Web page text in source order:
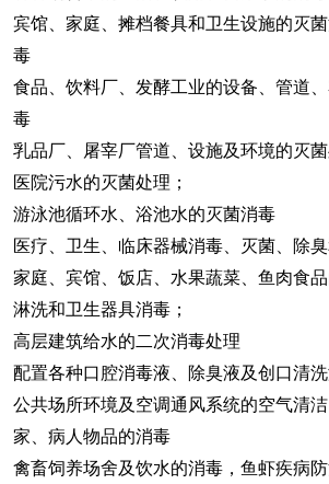
宾馆、家庭、摊档餐具和卫生设施的灭
毒
食品、饮料厂、发酵工业的设备、管道
毒
乳品厂、屠宰厂管道、设施及环境的灭菌
医院污水的灭菌处理；
游泳池循环水、浴池水的灭菌消毒
医疗、卫生、临床器械消毒、灭菌、除
家庭、宾馆、饭店、水果蔬菜、鱼肉食
淋洗和卫生器具消毒；
高层建筑给水的二次消毒处理
配置各种口腔消毒液、除臭液及创口清
公共场所环境及空调通风系统的空气清
家、病人物品的消毒
禽畜饲养场舍及饮水的消毒，鱼虾疾病防